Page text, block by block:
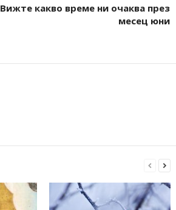
Вижте какво време ни очаква през
месец юни